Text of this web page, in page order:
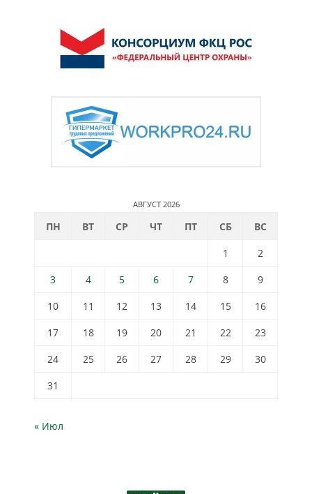
АВГУСТ 2026
ПН ВТ СР ЧТ ПТ СБ
ВС
1
2
3
4 5 6 7 8
9
10
11 12 13 14 15
16
17
18 19 20 21 22
23
24
25 26 27 28 29
30
31
« Июл